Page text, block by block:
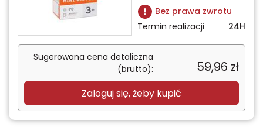
Bez prawa zwrotu
Termin realizacji
24H
Sugerowana cena detaliczna
(brutto):
59,96 zł
Zaloguj się, żeby kupić